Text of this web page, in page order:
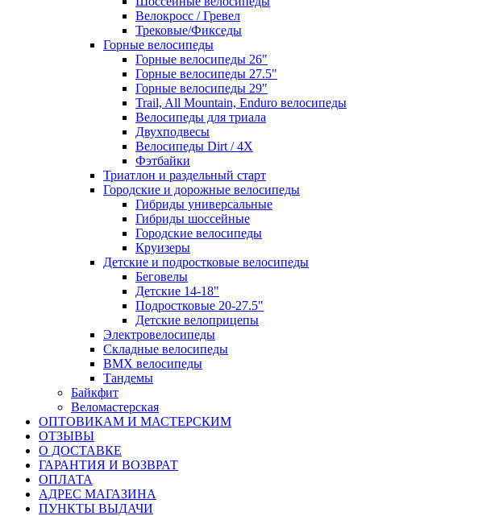
Велокросс / Гревел
Трековые/Фикседы
Горные велосипеды
Горные велосипеды 26"
Горные велосипеды 27.5"
Горные велосипеды 29"
Trail, All Mountain, Enduro велосипеды
Велосипеды для триала
Двухподвесы
Велосипеды Dirt / 4X
Фэтбайки
Триатлон и раздельный старт
Городские и дорожные велосипеды
Гибриды универсальные
Гибриды шоссейные
Городские велосипеды
Круизеры
Детские и подростковые велосипеды
Беговелы
Детские 14-18"
Подростковые 20-27.5"
Детские велоприцепы
Электровелосипеды
Складные велосипеды
BMX велосипеды
Тандемы
Байкфит
Веломастерская
ОПТОВИКАМ И МАСТЕРСКИМ
ОТЗЫВЫ
О ДОСТАВКЕ
ГАРАНТИЯ И ВОЗВРАТ
ОПЛАТА
АДРЕС МАГАЗИНА
ПУНКТЫ ВЫДАЧИ